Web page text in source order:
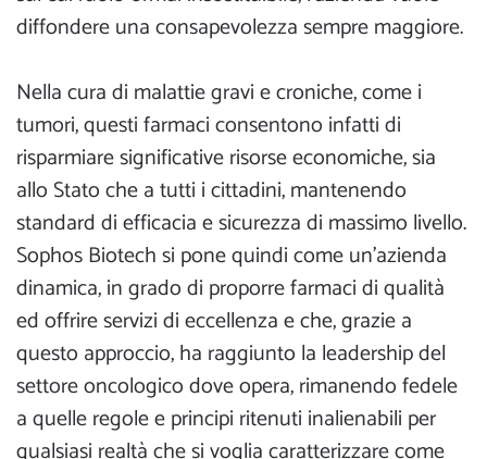
diffondere una consapevolezza sempre maggiore.
Nella cura di malattie gravi e croniche, come i
tumori, questi farmaci consentono infatti di
risparmiare significative risorse economiche, sia
allo Stato che a tutti i cittadini, mantenendo
standard di efficacia e sicurezza di massimo livello.
Sophos Biotech si pone quindi come un’azienda
dinamica, in grado di proporre farmaci di qualità
ed offrire servizi di eccellenza e che, grazie a
questo approccio, ha raggiunto la leadership del
settore oncologico dove opera, rimanendo fedele
a quelle regole e principi ritenuti inalienabili per